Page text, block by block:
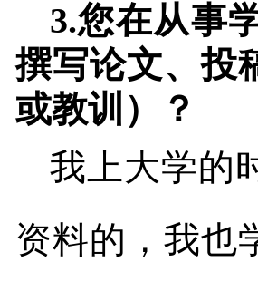
3.您在从事
撰写论文、投
或教训）？
我上大学的
资料的，我也